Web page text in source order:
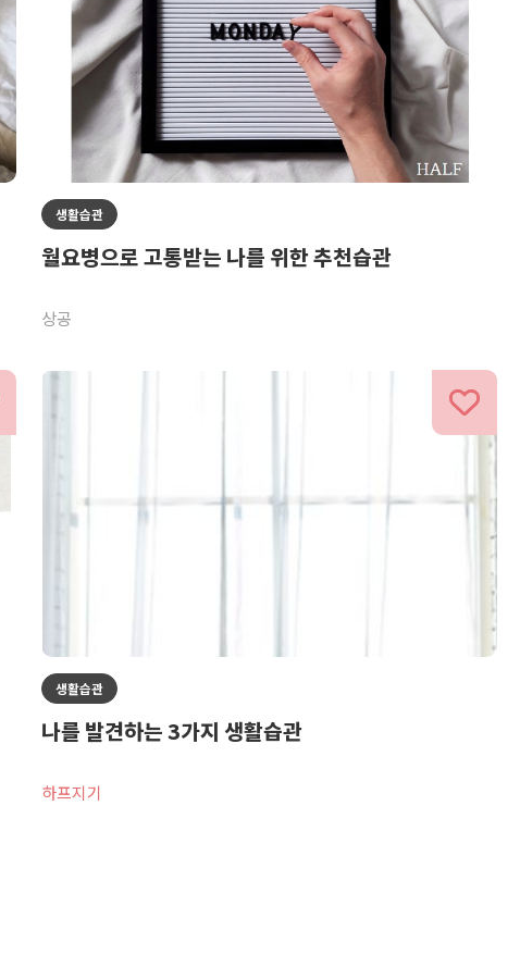
생활습관
월요병으로 고통받는 나를 위한 추천습관
상공
생활습관
나를 발견하는 3가지 생활습관
하프지기